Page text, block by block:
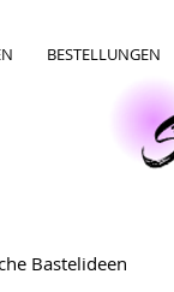
BESTELLUNGEN
Bastelideen